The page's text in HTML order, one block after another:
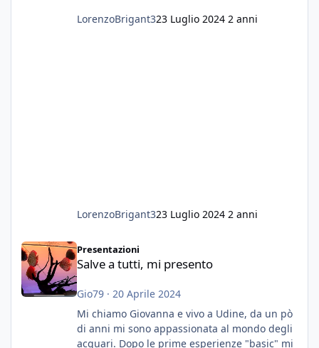
LorenzoBrigant323 Luglio 2024 2 anni
LorenzoBrigant323 Luglio 2024 2 anni
Salve a tutti, mi presento
Presentazioni
Salve a tutti, mi presento
Gio79· 20 Aprile 2024
Mi chiamo Giovanna e vivo a Udine, da un pò
di anni mi sono appassionata al mondo degli
acquari. Dopo le prime esperienze "basic" mi